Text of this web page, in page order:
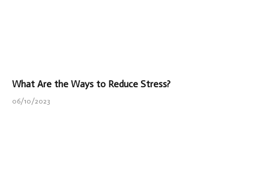
What Are the Ways to Reduce Stress?
06/10/2023